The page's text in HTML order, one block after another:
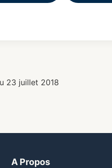
23 juillet 2018
A Propos